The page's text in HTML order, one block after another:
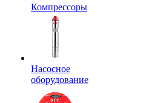
Компрессоры
Насосное
оборудование